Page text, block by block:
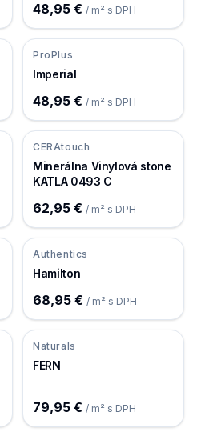
48,95 € / m² s DPH
ProPlus
Imperial
48,95 € / m² s DPH
CERAtouch
Minerálna Vinylová stone
KATLA 0493 C
62,95 € / m² s DPH
Authentics
Hamilton
68,95 € / m² s DPH
Naturals
FERN
79,95 € / m² s DPH